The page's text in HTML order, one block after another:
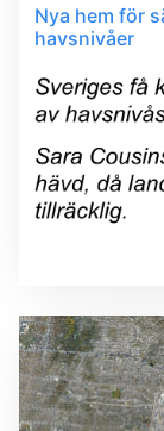
Nya hem för
havsnivåer